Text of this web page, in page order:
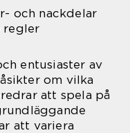
och nackdelar
regler
entusiaster av
om vilka
att spela på
att variera